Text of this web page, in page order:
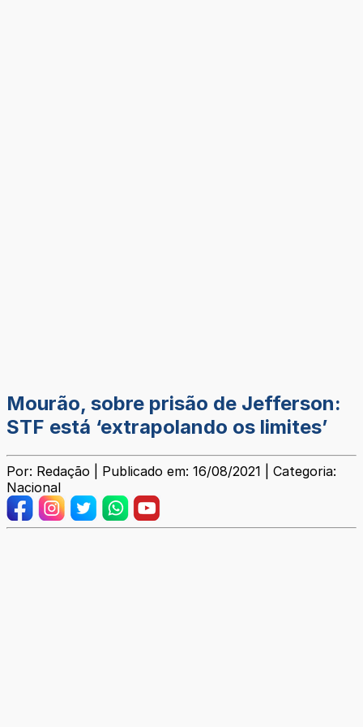
Mourão, sobre prisão de Jefferson:
STF está ‘extrapolando os limites’
Por: Redação | Publicado em: 16/08/2021 | Categoria:
Nacional